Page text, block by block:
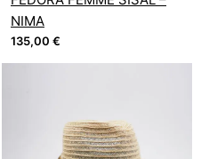
NIMA
135,00 €